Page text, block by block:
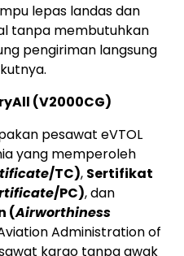
lepas landas dan
tanpa membutuhkan
pengiriman langsung
(V2000CG)
pesawat eVTOL
yang memperoleh
/TC), Sertifikat
/PC), dan
(Airworthiness
Administration of
kargo tanpa awak